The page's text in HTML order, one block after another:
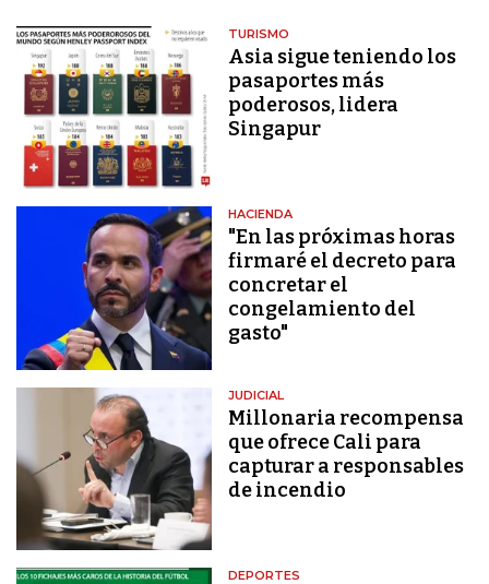
TURISMO
Asia sigue teniendo los
pasaportes más
poderosos, lidera
Singapur
HACIENDA
"En las próximas horas
firmaré el decreto para
concretar el
congelamiento del
gasto"
JUDICIAL
Millonaria recompensa
que ofrece Cali para
capturar a responsables
de incendio
DEPORTES